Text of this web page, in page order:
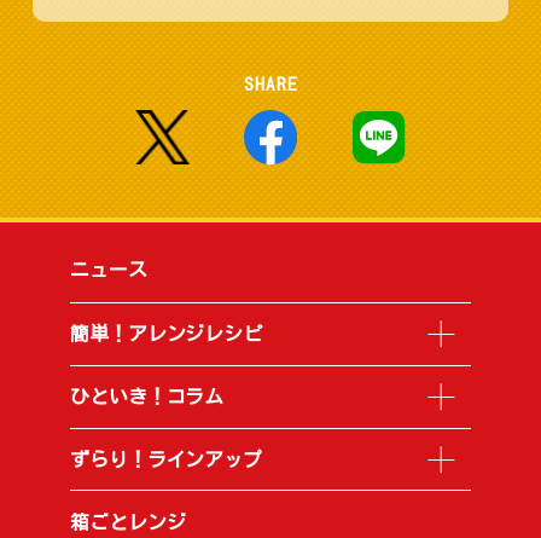
SHARE
ニュース
簡単！アレンジレシピ
ひといき！コラム
ずらり！ラインアップ
箱ごとレンジ